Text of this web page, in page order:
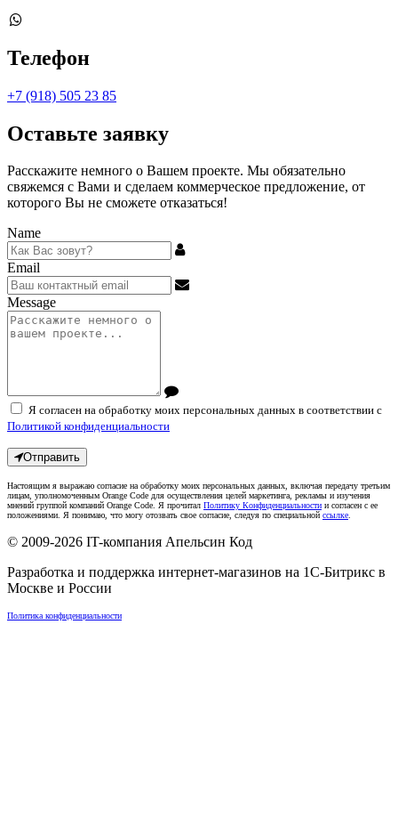
Телефон
+7 (918) 505 23 85
Оставьте заявку
Расскажите немного о Вашем проекте. Мы обязательно
свяжемся с Вами и сделаем коммерческое предложение, от
которого Вы не сможете отказаться!
Name
Email
Message
Я согласен на обработку моих персональных данных в соответствии с
Политикой конфиденциальности
Отправить
Настоящим я выражаю согласие на обработку моих персональных данных, включая передачу третьим
лицам, уполномоченным Orange Code для осуществления целей маркетинга, рекламы и изучения
мнений группой компаний Orange Code. Я прочитал Политику Конфиденциальности и согласен с ее
положениями. Я понимаю, что могу отозвать свое согласие, следуя по специальной ссылке.
© 2009-2026 IT-компания Апельсин Код
Разработка и поддержка интернет-магазинов на 1С-Битрикс в
Москве и России
Политика конфиденциальности